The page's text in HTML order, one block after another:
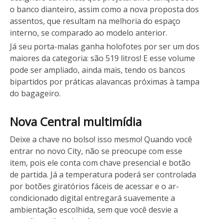
o banco dianteiro, assim como a nova proposta dos
assentos, que resultam na melhoria do espaço
interno, se comparado ao modelo anterior.
Já seu porta-malas ganha holofotes por ser um dos
maiores da categoria: são 519 litros! E esse volume
pode ser ampliado, ainda mais, tendo os bancos
bipartidos por práticas alavancas próximas à tampa
do bagageiro.
Nova Central multimídia
Deixe a chave no bolso! isso mesmo! Quando você
entrar no novo City, não se preocupe com esse
item, pois ele conta com chave presencial e botão
de partida. Já a temperatura poderá ser controlada
por botões giratórios fáceis de acessar e o ar-
condicionado digital entregará suavemente a
ambientação escolhida, sem que você desvie a